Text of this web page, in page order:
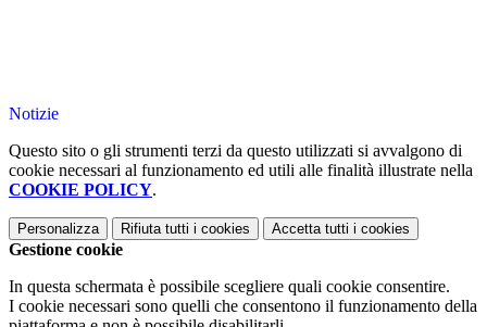
Notizie
Questo sito o gli strumenti terzi da questo utilizzati si avvalgono di
cookie necessari al funzionamento ed utili alle finalità illustrate nella
COOKIE POLICY.
Personalizza Rifiuta tutti i cookies Accetta tutti i cookies
Gestione cookie
In questa schermata è possibile scegliere quali cookie consentire.
I cookie necessari sono quelli che consentono il funzionamento della